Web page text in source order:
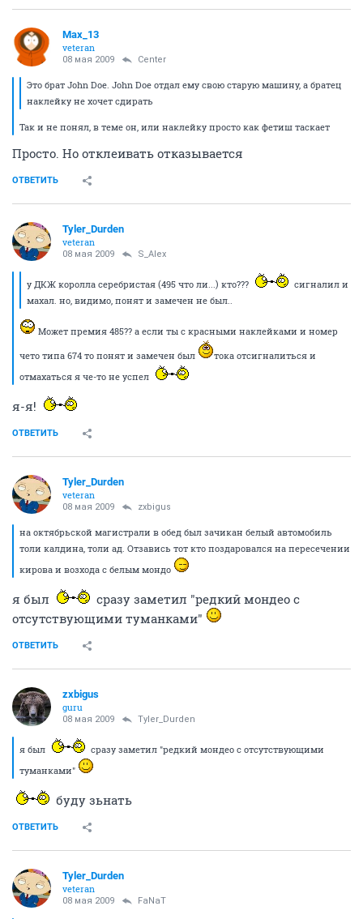
Max_13
veteran
08 мая 2009 Center
Это брат John Doe. John Doe отдал ему свою старую машину, а братец
наклейку не хочет сдирать
Так и не понял, в теме он, или наклейку просто как фетиш таскает
Просто. Но отклеивать отказывается
ОТВЕТИТЬ
Tyler_Durden
veteran
08 мая 2009 S_Alex
у ДКЖ королла серебристая (495 что ли...) кто???
сигналил и
махал. но, видимо, понят и замечен не был..
Может премия 485?? а если ты с красными наклейками и номер
чето типа 674 то понят и замечен был
тока отсигналиться и
отмахаться я че-то не успел
я-я!
ОТВЕТИТЬ
Tyler_Durden
veteran
08 мая 2009 zxbigus
на октябрьской магистрали в обед был зачикан белый автомобиль
толи калдина, толи ад. Отзавись тот кто поздаровался на пересечении
кирова и возхода с белым мондо
я был
сразу заметил "редкий мондео с
отсутствующими туманками"
ОТВЕТИТЬ
zxbigus
guru
08 мая 2009 Tyler_Durden
я был
сразу заметил "редкий мондео с отсутствующими
туманками"
буду зьнать
ОТВЕТИТЬ
Tyler_Durden
veteran
08 мая 2009 FaNaT